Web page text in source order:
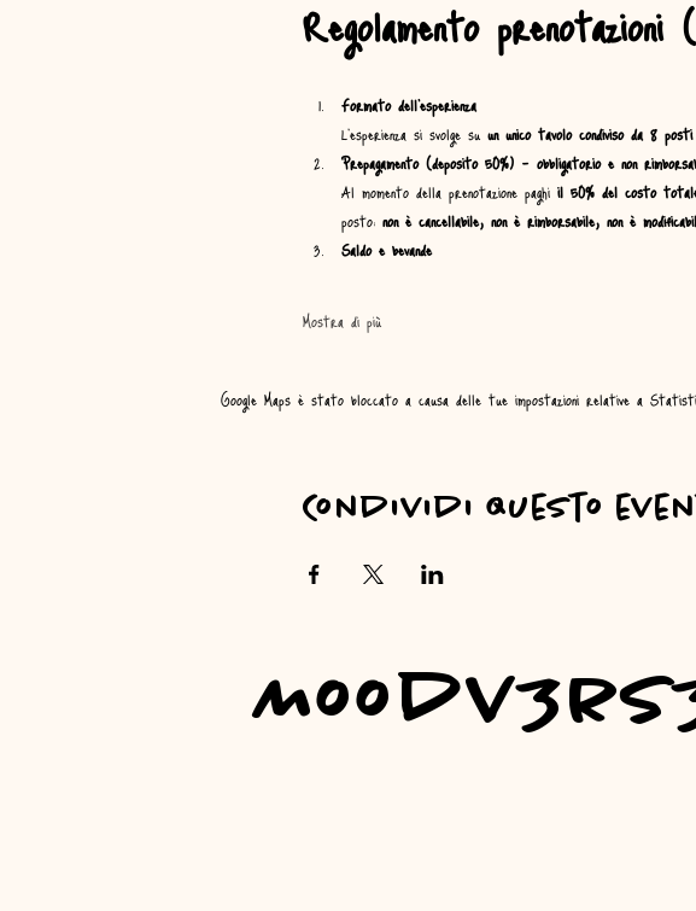
Regolamento
Formato dell’esperienza
L’esperienza si svolge su un unico tavolo condiviso da 8 posti
Prepagamento (deposito 50%) – obbligatorio e non
Al momento della prenotazione paghi il 50% del costo totale
posto: non è cancellabile, non è rimborsabile, non è
Saldo e bevande
Mostra di più
Google Maps è stato bloccato a causa delle tue impostazioni relative a
Condividi questo